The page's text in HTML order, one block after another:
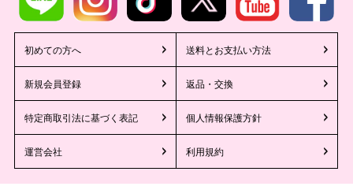
初めての方へ 送料とお支払い方法
新規会員登録 返品・交換
特定商取引法に基づく表記 個人情報保護方針
運営会社 利用規約